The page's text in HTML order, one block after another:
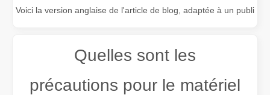
Voici la version anglaise de l'article de blog, adaptée à un public
Quelles sont les
précautions pour le matériel